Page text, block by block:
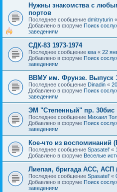
Нужны знакомства с
портов
Последнее сообщение dmitryturin «
Добавлено в форуме Поиск
заведениям
СДК-83 1973-1974
Последнее сообщение ква « 22
Добавлено в форуме Поиск
заведениям
ВВМУ им. Фрунзе. Выпуск
Последнее сообщение Dinadin «
Добавлено в форуме Поиск
заведениям
ЭМ "Степенный" пр. 30бис
Последнее сообщение Михаил
Добавлено в форуме Поиск
заведениям
Кое-что из воспоминаний
Последнее сообщение Spasatel' «
Добавлено в форуме Веселые
Лиепая, бригада АСС, АСП
Последнее сообщение Spasatel' «
Добавлено в форуме Поиск
заведениям